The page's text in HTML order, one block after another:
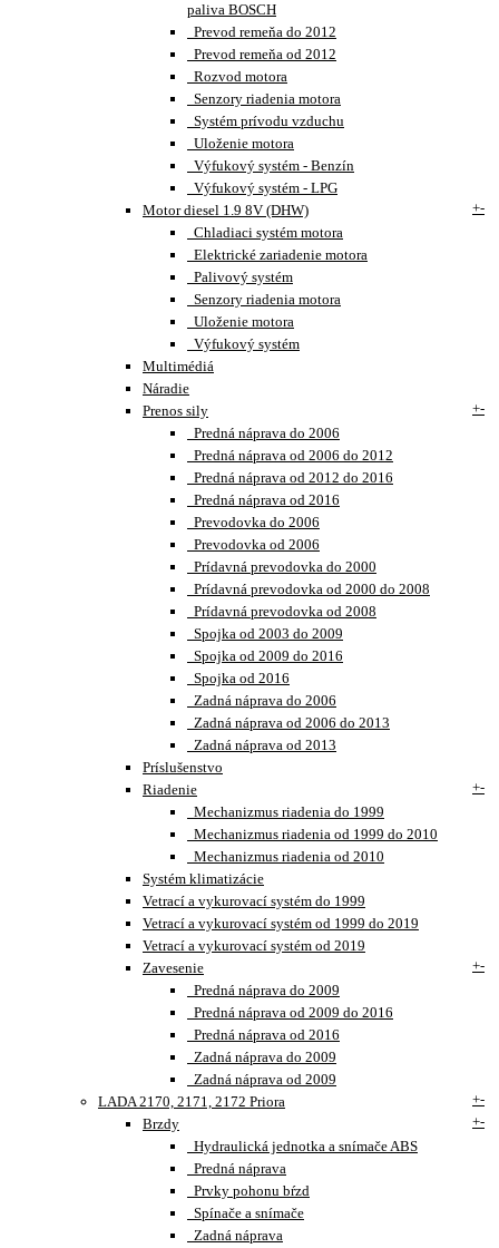
paliva BOSCH
Prevod remeňa do 2012
Prevod remeňa od 2012
Rozvod motora
Senzory riadenia motora
Systém prívodu vzduchu
Uloženie motora
Výfukový systém - Benzín
Výfukový systém - LPG
Motor diesel 1.9 8V (DHW)
+-
Chladiaci systém motora
Elektrické zariadenie motora
Palivový systém
Senzory riadenia motora
Uloženie motora
Výfukový systém
Multimédiá
Náradie
Prenos sily
+-
Predná náprava do 2006
Predná náprava od 2006 do 2012
Predná náprava od 2012 do 2016
Predná náprava od 2016
Prevodovka do 2006
Prevodovka od 2006
Prídavná prevodovka do 2000
Prídavná prevodovka od 2000 do 2008
Prídavná prevodovka od 2008
Spojka od 2003 do 2009
Spojka od 2009 do 2016
Spojka od 2016
Zadná náprava do 2006
Zadná náprava od 2006 do 2013
Zadná náprava od 2013
Príslušenstvo
Riadenie
+-
Mechanizmus riadenia do 1999
Mechanizmus riadenia od 1999 do 2010
Mechanizmus riadenia od 2010
Systém klimatizácie
Vetrací a vykurovací systém do 1999
Vetrací a vykurovací systém od 1999 do 2019
Vetrací a vykurovací systém od 2019
Zavesenie
+-
Predná náprava do 2009
Predná náprava od 2009 do 2016
Predná náprava od 2016
Zadná náprava do 2009
Zadná náprava od 2009
LADA 2170, 2171, 2172 Priora
+-
Brzdy
+-
Hydraulická jednotka a snímače ABS
Predná náprava
Prvky pohonu bŕzd
Spínače a snímače
Zadná náprava